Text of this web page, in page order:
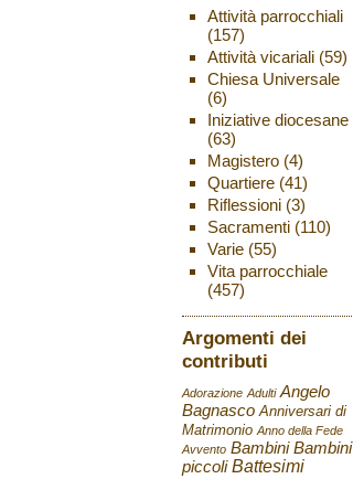
Attività parrocchiali
(157)
Attività vicariali(59)
Chiesa Universale
(6)
Iniziative diocesane
(63)
Magistero(4)
Quartiere(41)
Riflessioni(3)
Sacramenti(110)
Varie(55)
Vita parrocchiale
(457)
Argomenti dei
contributi
Adorazione Adulti Angelo
Bagnasco Anniversari di
Matrimonio Anno della Fede
Avvento Bambini Bambini
piccoli Battesimi